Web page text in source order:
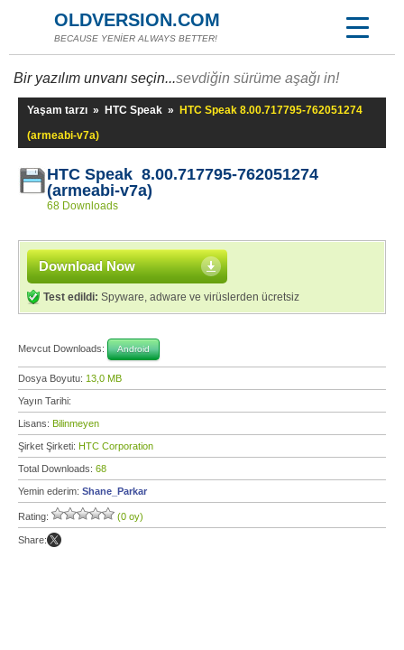
OLDVERSION.COM
BECAUSE YENİER ALWAYS BETTER!
Bir yazılım unvanı seçin...sevdiğin sürüme aşağı in!
Yaşam tarzı » HTC Speak »
HTC Speak 8.00.717795-762051274
(armeabi-v7a)
HTC Speak 8.00.717795-762051274
(armeabi-v7a)
68 Downloads
Download Now
Test edildi: Spyware, adware ve virüslerden ücretsiz
Mevcut Downloads: Android
Dosya Boyutu: 13,0 MB
Yayın Tarihi:
Lisans: Bilinmeyen
Şirket Şirketi: HTC Corporation
Total Downloads: 68
Yemin ederim: Shane_Parkar
Rating: (0 oy)
Share: